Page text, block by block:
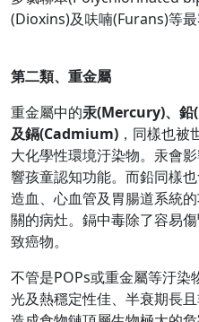
(Dioxins)及呋喃(Furans)等最
第二類、重金屬
重金屬中的汞(Mercury)、
及鎘(Cadmium) ，同樣也
大化學性環境汙染物。汞會
響孩童認知功能。而鉛同樣
造血、心血管及胃腸道系統
關的病灶。鎘中毒除了容易
致癌物。
不管是POPs或重金屬等汙染
光及熱穩定性佳、半衰期長